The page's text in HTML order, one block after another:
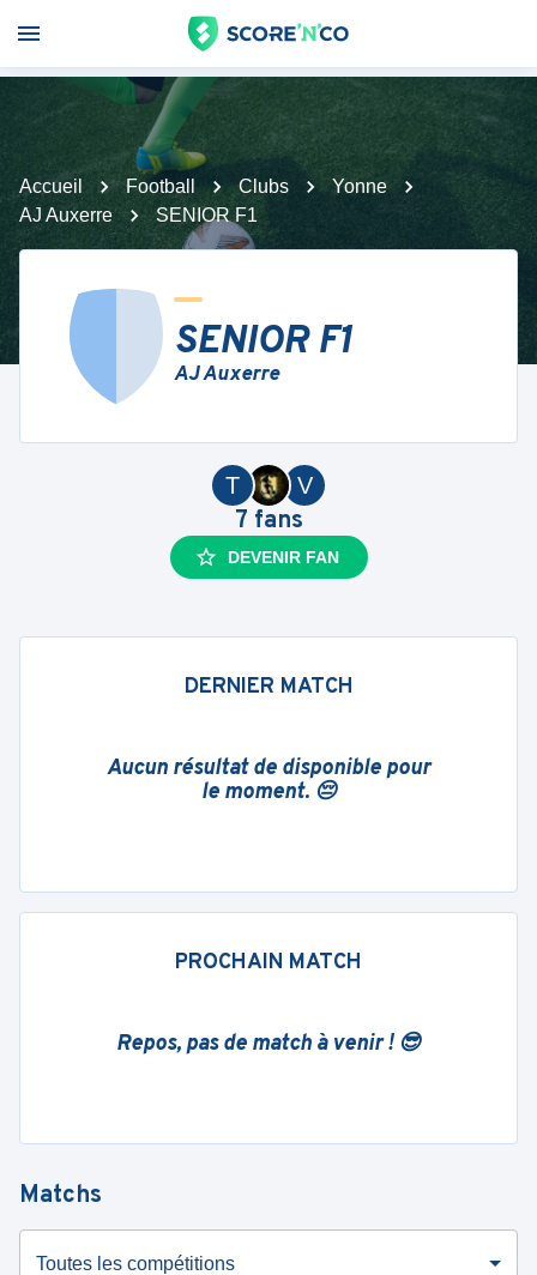
Accueil Football Clubs
Yonne
AJ Auxerre
SENIOR F1
SENIOR F1
AJ Auxerre
V
T
7 fans
DEVENIR FAN
DERNIER MATCH
Aucun résultat de disponible pour
le moment. 😔
PROCHAIN MATCH
Repos, pas de match à venir ! 😎
Matchs
Toutes les compétitions